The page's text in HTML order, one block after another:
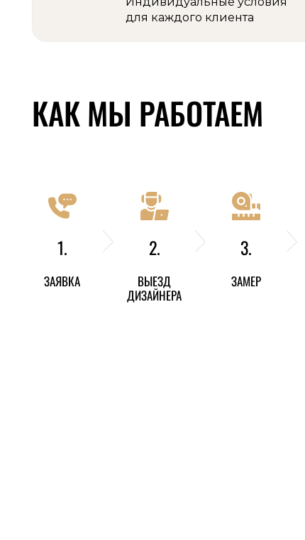
для каждого клиента
КАК МЫ РАБОТАЕМ
1.
ЗАЯВКА
2.
ВЫЕЗД
ДИЗАЙНЕРА
3.
ЗАМЕР